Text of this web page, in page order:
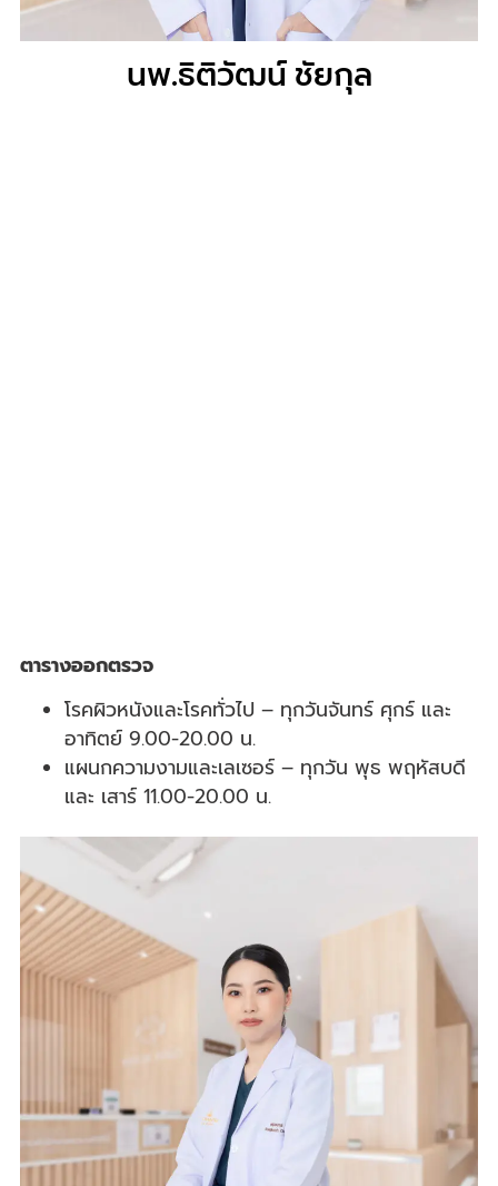
นพ.ธิติวัฒน์ ชัยกุล
ตารางออกตรวจ
โรคผิวหนังและโรคทั่วไป – ทุกวันจันทร์ ศุกร์ และ
อาทิตย์ 9.00-20.00 น.
แผนกความงามและเลเซอร์ – ทุกวัน พุธ พฤหัสบดี
และ เสาร์ 11.00-20.00 น.